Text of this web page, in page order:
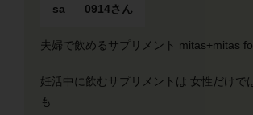
sa___0914さん
夫婦で飲めるサプリメント mitas+mitas
妊活中に飲むサプリメントは 女性だけで
も